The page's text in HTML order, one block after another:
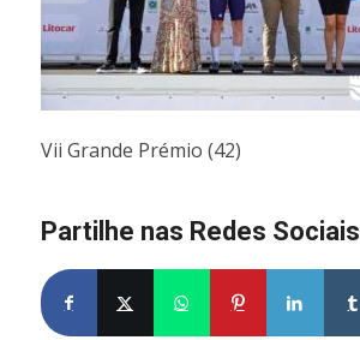
Vii Grande Prémio (42)
Partilhe nas Redes Sociais